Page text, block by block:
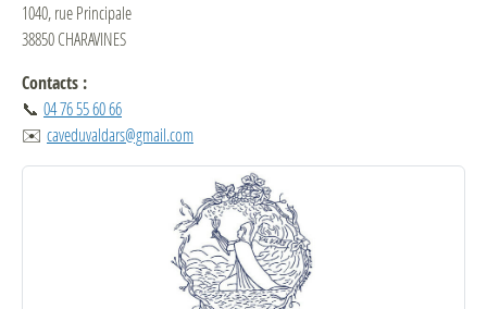
1040, rue Principale
38850 CHARAVINES
Contacts :
📞 04 76 55 60 66
✉️ caveduvaldars@gmail.com